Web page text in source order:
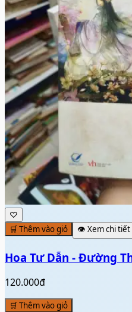
♡
🛒 Thêm vào giỏ
👁️ Xem chi tiết
Hoa Tư Dẫn - Đường
120.000đ
🛒 Thêm vào giỏ